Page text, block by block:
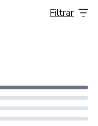
Filtrar